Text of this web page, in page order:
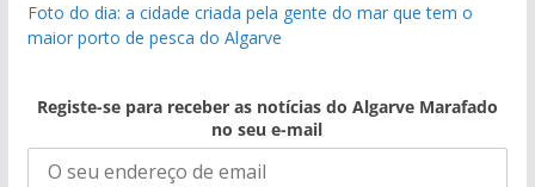
Foto do dia: a cidade criada pela gente do mar que tem o
maior porto de pesca do Algarve
Registe-se para receber as notícias do Algarve Marafado
no seu e-mail